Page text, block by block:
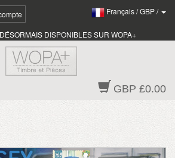
Français/GBP/
DISPONIBLES SUR WOPA+
GBP £0.00